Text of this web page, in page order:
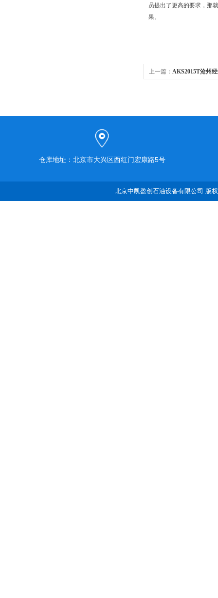
员提出了更高的要求，那
果。
上一篇： AKS2015T沧州
仓库地址：北京市大兴区西红门宏康路5号
北京中凯盈创石油设备有限公司 版